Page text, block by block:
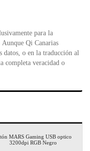
para la
Aunque Qi Canarias
datos, o en la traducción al
completa veracidad o
MARS Gaming USB optico
3200dpi RGB Negro